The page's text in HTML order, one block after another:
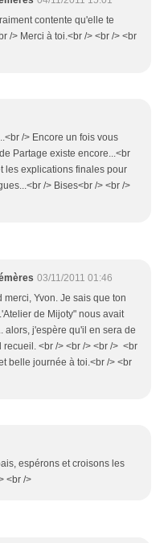
contente qu'elle te
/> Merci à toi.<br /> <br /> <br
/> Encore un fois vous
Partage existe encore...<br
les explications finales pour
/> Bises<br /> <br />
03/11/2011 01:46
merci, Yvon. Je sais que ton
de Mijoty" nous avait
alors, j'espère qu'il en sera de
<br /> <br /> <br /> <br
belle journée à toi.<br /> <br
espérons et croisons les
<br />